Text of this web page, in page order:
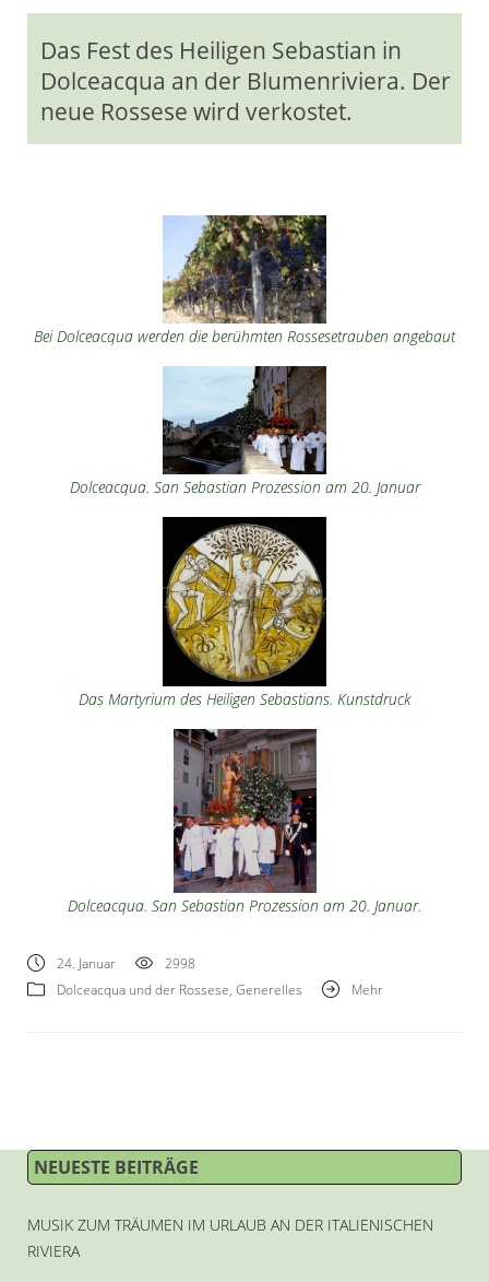
Das Fest des Heiligen Sebastian in
Dolceacqua an der Blumenriviera. Der
neue Rossese wird verkostet.
Bei Dolceacqua werden die berühmten Rossesetrauben angebaut
Dolceacqua. San Sebastian Prozession am 20. Januar
Das Martyrium des Heiligen Sebastians. Kunstdruck
Dolceacqua. San Sebastian Prozession am 20. Januar.
24. Januar
2998
Dolceacqua und der Rossese, Generelles Mehr
NEUESTE BEITRÄGE
MUSIK ZUM TRÄUMEN IM URLAUB AN DER ITALIENISCHEN
RIVIERA